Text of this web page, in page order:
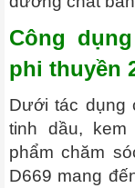
Công
phi thuyền
Dưới tác dụng
tinh dầu, kem
phẩm chăm
D669 mang